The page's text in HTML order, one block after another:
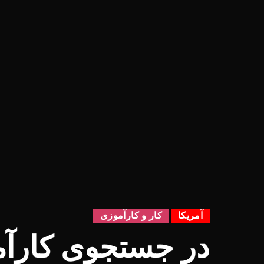
آمریکا کار و کارآموزی
در جستجوی